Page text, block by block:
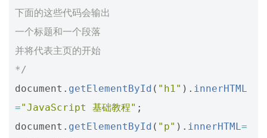
下面的这些代码会输出
一个标题和一个段落
并将代表主页的开始
*/
document . getElementById ( "h1" ). innerHTML
="JavaScript 基础教程" ;
document . getElementById ( "p" ). innerHTML=